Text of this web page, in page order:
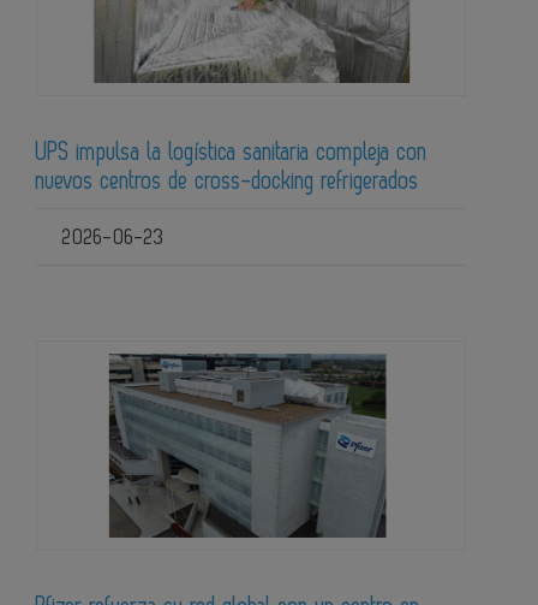
UPS impulsa la logística sanitaria compleja con
nuevos centros de cross-docking refrigerados
2026-06-23